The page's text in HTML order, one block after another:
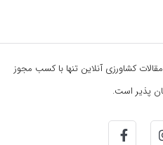
کشاورزی آنلاین تنها با کسب مجوز
پذیر است.